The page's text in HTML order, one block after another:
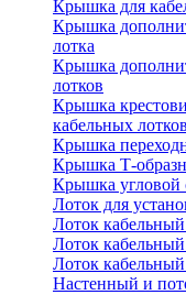
Крышка для
Крышка
лотка
Крышка
лотков
Крышка
кабельных лотков
Крышка
Крышка Т-
Крышка угловой
Лоток для
Лоток
Лоток
Лоток
Настенный и